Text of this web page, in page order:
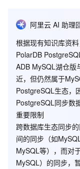
阿里云 AI 助理
根据现有知识库资
PolarDB
ADB MySQL湖仓版
近，但仍然属于
PostgreSQL生态，
PostgreSQL同步数
重要限制
跨数据库生态同步
间的同步（如
MySQL等），而对
MySQL）的同步，